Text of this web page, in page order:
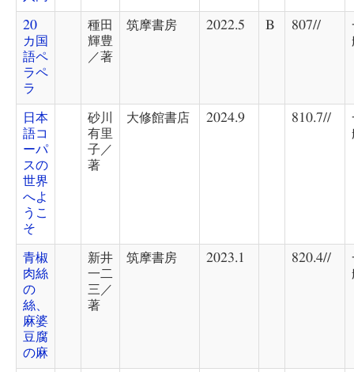
20
カ国
語ペ
ラペ
ラ
種田
輝豊
／著
筑摩書房 2022.5 B 807//
日本
語コ
ーパ
スの
世界
へよ
うこ
そ
砂川
有里
子／
著
大修館書店 2024.9 810.7//
青椒
肉絲
の
絲、
麻婆
豆腐
の麻
新井
一二
三／
著
筑摩書房 2023.1 820.4//